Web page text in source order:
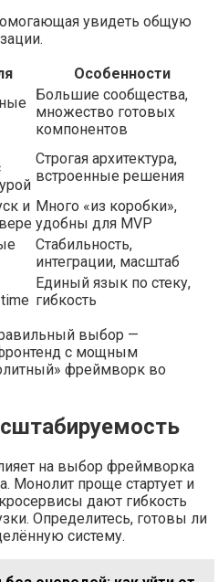
увидеть общую
Особенности
Большие сообщества,
множество готовых
компонентов
Строгая архитектура,
встроенные решения
и Много «из коробки»,
удобны для MVP
Стабильность,
интеграции, масштаб
Единый язык по стеку,
гибкость
выбор —
с мощным
фреймворк во
на выбор фреймворка
Монолит проще стартует и
дают гибкость
Определитесь, готовы ли
систему.